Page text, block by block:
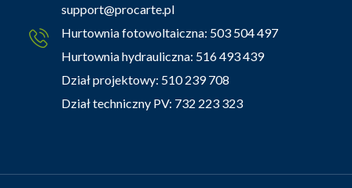
support@procarte.pl
Hurtownia fotowoltaiczna: 503 504 497
Hurtownia hydrauliczna: 516 493 439
Dział projektowy: 510 239 708
Dział techniczny PV: 732 223 323